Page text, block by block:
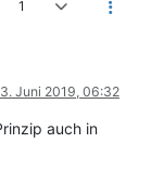
1
Juni 2019, 06:32
auch in